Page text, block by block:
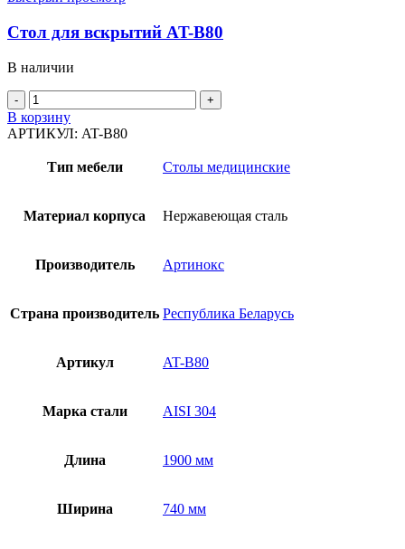
Стол для вскрытий AT-B80
В наличии
Количество
товара
Стол
вскрытий
В корзину
АРТИКУЛ: AT-B80
Тип мебели Столы медицинские
Материал корпуса Нержавеющая сталь
Производитель Артинокс
Страна производитель Республика Беларусь
Артикул AT-B80
Марка стали AISI 304
Длина 1900 мм
Ширина 740 мм